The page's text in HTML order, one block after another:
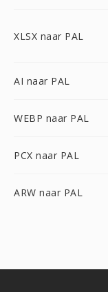
XLSX naar PAL
AI naar PAL
WEBP naar PAL
PCX naar PAL
ARW naar PAL